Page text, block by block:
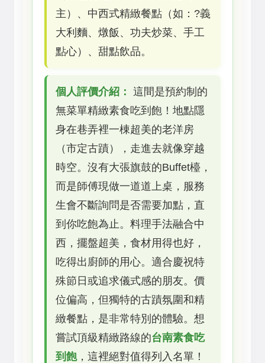
主）、中西式精緻餐點（如：?義
大利麵、燉飯、功夫炒菜、手工
點心）、甜點飲品。
個人評價介紹： 這間是預約制的
無菜單精緻素食吃到飽！地點隱
身在巷弄裡一棟超美的老洋房
（市定古蹟），走進去就像穿越
時空。沒有大張旗鼓的Buffet檯，
而是師傅現做一道道上桌，服務
生會不斷詢問是否需要加點，直
到你吃飽為止。料理手法融合中
西，擺盤超美，食材用得也好，
吃得出廚師的用心。適合慶祝特
殊節日或追求儀式感的朋友。價
位偏高，但獨特的古蹟氛圍和精
緻餐點，是非常特別的體驗。想
嘗試頂級精緻路線的台南素食吃
到飽，這裡絕對值得列入名單！